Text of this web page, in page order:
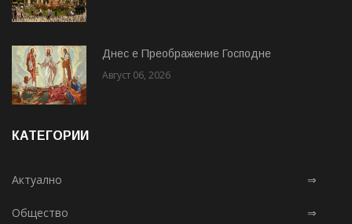
Днес е Преображение Господне
Август 06, 2026
КАТЕГОРИИ
Актуално ⇒
Общество ⇒